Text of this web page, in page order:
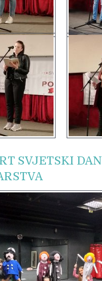
SVJETSKI DAN